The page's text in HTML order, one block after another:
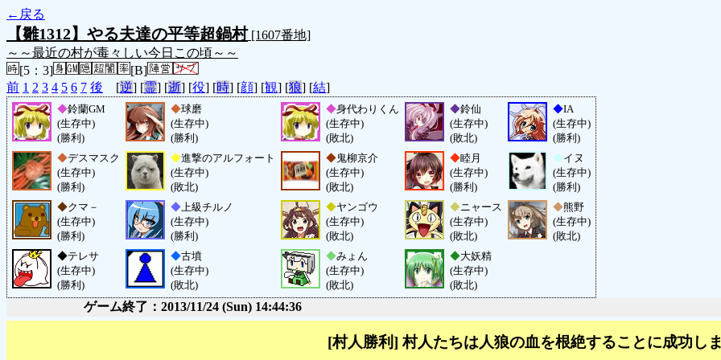
←戻る
【雛1312】やる夫達の平等超鍋村[1607番地]
～～最近の村が毒々しい今日この頃～～
[5：3]
[B]
前 1 2 3 4 5 6 7 後 [逆] [霊] [逝] [役] [時] [顔] [観] [狼] [結]
◆鈴蘭GM
(生存中)
(勝利)
◆球磨
(生存中)
(勝利)
◆身代わりくん
(生存中)
(敗北)
◆鈴仙
(生存中)
(敗北)
◆IA
(生存中)
(勝利)
◆デスマスク
(生存中)
(勝利)
◆進撃のアルフォート
(生存中)
(敗北)
◆鬼柳京介
(生存中)
(敗北)
◆睦月
(生存中)
(勝利)
◆イヌ
(生存中)
(勝利)
◆クマ－
(生存中)
(勝利)
◆上級チルノ
(生存中)
(勝利)
◆ヤンゴウ
(生存中)
(敗北)
◆ニャース
(生存中)
(敗北)
◆熊野
(生存中)
(敗北)
◆テレサ
(生存中)
(勝利)
◆古墳
(生存中)
(敗北)
◆みょん
(生存中)
(敗北)
◆大妖精
(生存中)
(敗北)
ゲーム終了：2013/11/24 (Sun) 14:44:36
[村人勝利] 村人たちは人狼の血を根絶することに成功し